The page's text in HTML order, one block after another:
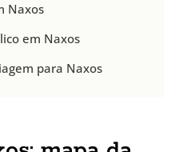
Naxos
em Naxos
para Naxos